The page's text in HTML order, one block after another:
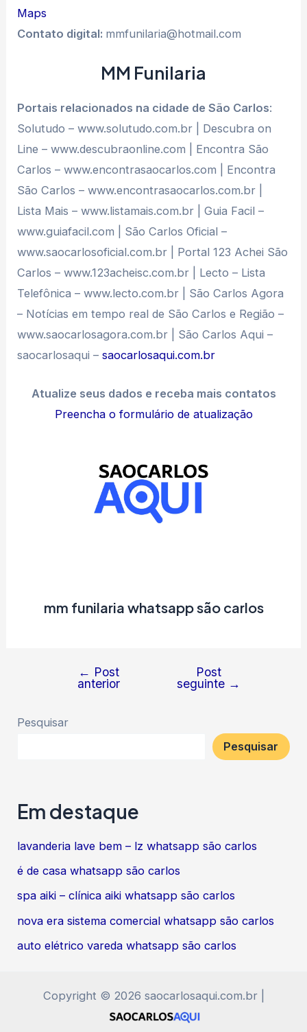
Maps
Contato digital: mmfunilaria@hotmail.com
MM Funilaria
Portais relacionados na cidade de São Carlos:
Solutudo – www.solutudo.com.br | Descubra on
Line – www.descubraonline.com | Encontra São
Carlos – www.encontrasaocarlos.com | Encontra
São Carlos – www.encontrasaocarlos.com.br |
Lista Mais – www.listamais.com.br | Guia Facil –
www.guiafacil.com | São Carlos Oficial –
www.saocarlosoficial.com.br | Portal 123 Achei São
Carlos – www.123acheisc.com.br | Lecto – Lista
Telefônica – www.lecto.com.br | São Carlos Agora
– Notícias em tempo real de São Carlos e Região –
www.saocarlosagora.com.br | São Carlos Aqui –
saocarlosaqui –saocarlosaqui.com.br
Atualize seus dados e receba mais contatos
Preencha o formulário de atualização
mm funilaria whatsapp são carlos
Navegação
Post
← Post
anterior
Post
seguinte →
Pesquisar
Pesquisar
Em destaque
lavanderia lave bem – lz whatsapp são carlos
é de casa whatsapp são carlos
spa aiki – clínica aiki whatsapp são carlos
nova era sistema comercial whatsapp são carlos
auto elétrico vareda whatsapp são carlos
Copyright © 2026 saocarlosaqui.com.br |